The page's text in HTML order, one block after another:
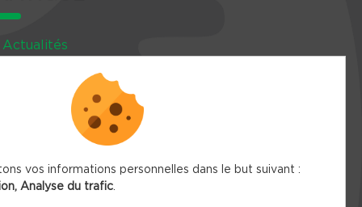
vos informations personnelles dans le but suivant :
Analyse du trafic.